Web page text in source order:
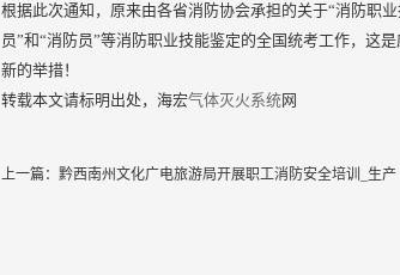
根据此次通知，原来由各省消防协会承担的关于“消防职
员”和“消防员”等消防职业技能鉴定的全国统考工作，这
新的举措！
转载本文请标明出处，海宏气体灭火系统网
上一篇： 黔西南州文化广电旅游局开展职工消防安全培训_生产